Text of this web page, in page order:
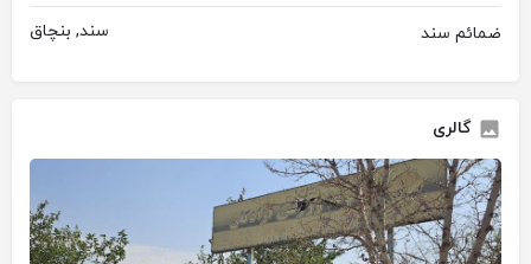
ضمائم سند سند, بنچاق
گالری